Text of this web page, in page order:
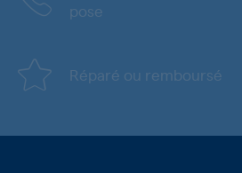
pose
Réparé ou remboursé